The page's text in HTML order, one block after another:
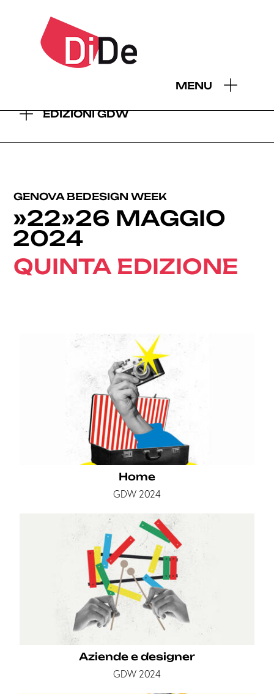
MENU
EDIZIONI GDW
GENOVA BEDESIGN WEEK
»22»26 MAGGIO
2024
QUINTA EDIZIONE
Home
GDW 2024
Aziende e designer
GDW 2024
2026 2025 2024 2023 2022 2021 2019